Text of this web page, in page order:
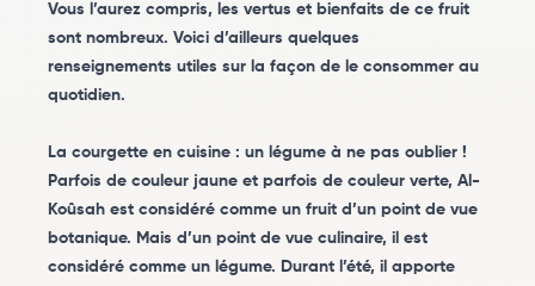
Vous l’aurez compris, les vertus et bienfaits de ce fruit
sont nombreux. Voici d’ailleurs quelques
renseignements utiles sur la façon de le consommer au
quotidien.
La courgette en cuisine : un légume à ne pas oublier !
Parfois de couleur jaune et parfois de couleur verte, Al-
Koûsah est considéré comme un fruit d’un point de vue
botanique. Mais d’un point de vue culinaire, il est
considéré comme un légume. Durant l’été, il apporte